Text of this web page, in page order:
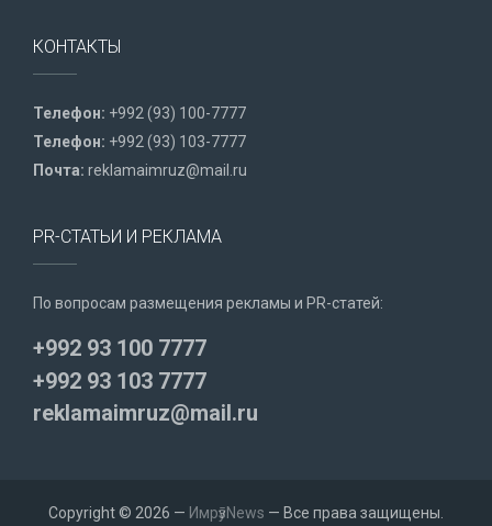
КОНТАКТЫ
Телефон: +992 (93) 100-7777
Телефон: +992 (93) 103-7777
Почта: reklamaimruz@mail.ru
PR-СТАТЬИ И РЕКЛАМА
По вопросам размещения рекламы и PR-статей:
+992 93 100 7777
+992 93 103 7777
reklamaimruz@mail.ru
Copyright © 2026 — ИмрӯзNews — Все права защищены.